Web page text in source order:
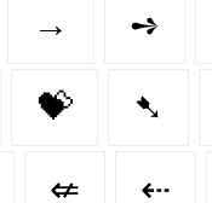
→ ➺
💝 ➷
⇍ ⇠